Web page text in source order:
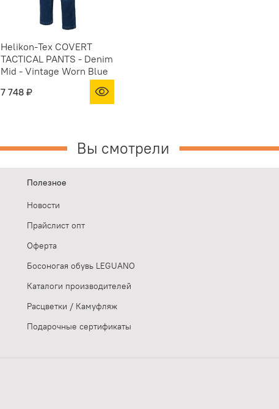
Helikon-Tex COVERT
TACTICAL PANTS - Denim
Mid - Vintage Worn Blue
7 748 ₽
Вы смотрели
Полезное
Новости
Прайслист опт
Оферта
Босоногая обувь LEGUANO
Каталоги производителей
Расцветки / Камуфляж
Подарочные сертификаты